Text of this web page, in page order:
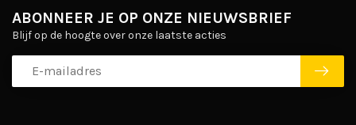
ABONNEER JE OP ONZE NIEUWSBRIEF
Blijf op de hoogte over onze laatste acties